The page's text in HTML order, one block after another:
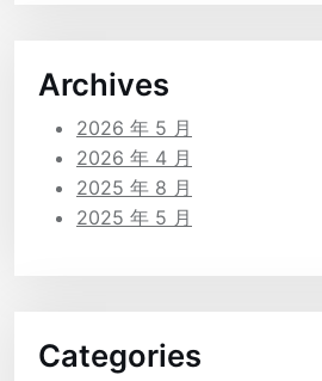
Archives
2026 年 5 月
2026 年 4 月
2025 年 8 月
2025 年 5 月
Categories